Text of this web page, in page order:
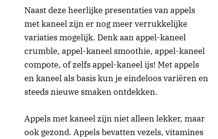
Naast deze heerlijke presentaties van appels
met kaneel zijn er nog meer verrukkelijke
variaties mogelijk. Denk aan appel-kaneel
crumble, appel-kaneel smoothie, appel-kaneel
compote, of zelfs appel-kaneel ijs! Met appels
en kaneel als basis kun je eindeloos variëren en
steeds nieuwe smaken ontdekken.
Appels met kaneel zijn niet alleen lekker, maar
ook gezond. Appels bevatten vezels, vitamines